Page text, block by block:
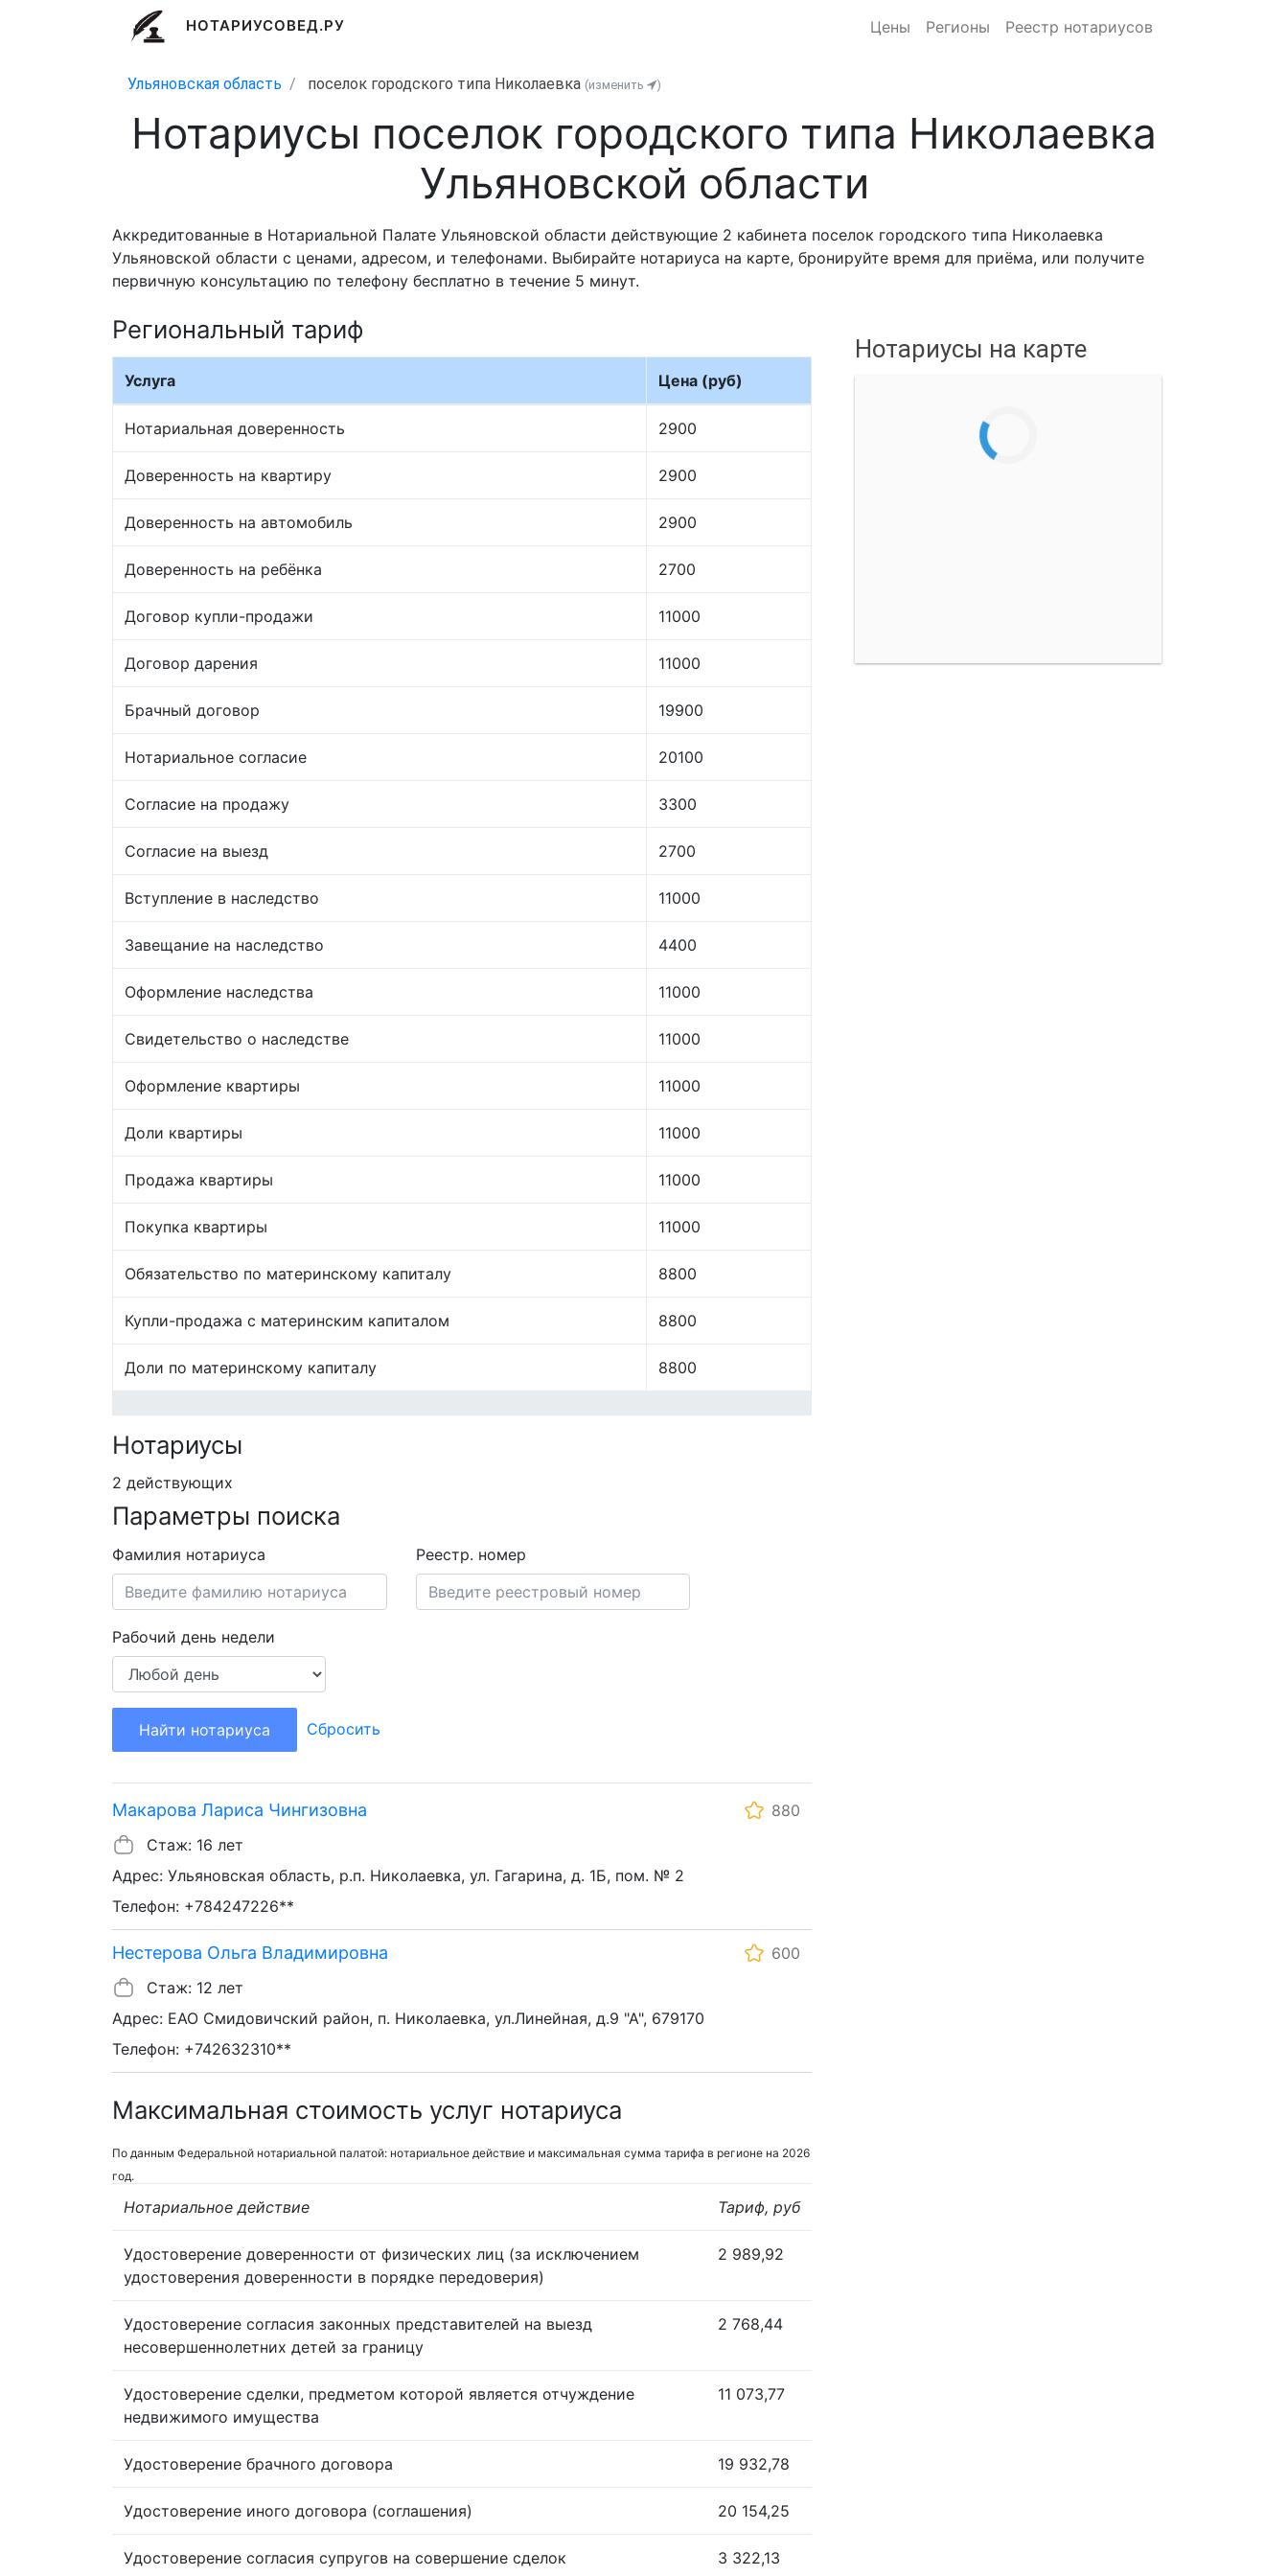
НОТАРИУСОВЕД.РУ Цены Регионы Реестр нотариусов
Ульяновская область поселок городского типа Николаевка (изменить )
Нотариусы поселок городского типа Николаевка
Ульяновской области
Аккредитованные в Нотариальной Палате Ульяновской области действующие 2 кабинета поселок городского типа Николаевка
Ульяновской области с ценами, адресом, и телефонами. Выбирайте нотариуса на карте, бронируйте время для приёма, или получите
первичную консультацию по телефону бесплатно в течение 5 минут.
Региональный тариф
Услуга Цена (руб)
Нотариальная доверенность 2900
Доверенность на квартиру 2900
Доверенность на автомобиль 2900
Доверенность на ребёнка 2700
Договор купли-продажи 11000
Договор дарения 11000
Брачный договор 19900
Нотариальное согласие 20100
Согласие на продажу 3300
Согласие на выезд 2700
Вступление в наследство 11000
Завещание на наследство 4400
Оформление наследства 11000
Свидетельство о наследстве 11000
Оформление квартиры 11000
Доли квартиры 11000
Продажа квартиры 11000
Покупка квартиры 11000
Обязательство по материнскому капиталу 8800
Купли-продажа с материнским капиталом 8800
Доли по материнскому капиталу 8800
Нотариусы
2 действующих
Параметры поиска
Фамилия нотариуса Реестр. номер
Рабочий день недели
Найти нотариуса Сбросить
Макарова Лариса Чингизовна
880
Стаж: 16 лет
Адрес: Ульяновская область, р.п. Николаевка, ул. Гагарина, д. 1Б, пом. № 2
Телефон: +784247226**
Нестерова Ольга Владимировна
600
Стаж: 12 лет
Адрес: ЕАО Смидовичский район, п. Николаевка, ул.Линейная, д.9 "А", 679170
Телефон: +742632310**
Максимальная стоимость услуг нотариуса
По данным Федеральной нотариальной палатой: нотариальное действие и максимальная сумма тарифа в регионе на 2026
год.
Нотариальное действие Тариф, руб
Удостоверение доверенности от физических лиц (за исключением
удостоверения доверенности в порядке передоверия)
2 989,92
Удостоверение согласия законных представителей на выезд
несовершеннолетних детей за границу
2 768,44
Удостоверение сделки, предметом которой является отчуждение
недвижимого имущества
11 073,77
Удостоверение брачного договора 19 932,78
Удостоверение иного договора (соглашения) 20 154,25
Удостоверение согласия супругов на совершение сделок 3 322,13
Нотариусы на карте